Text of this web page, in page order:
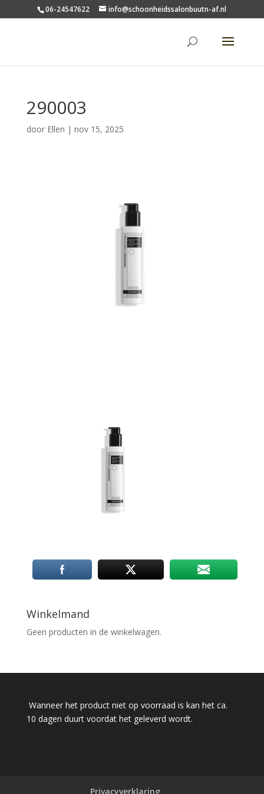
06-24547622 info@schoonheidssalonbuutn-af.nl
290003
door Ellen | nov 15, 2025
Winkelmand
Geen producten in de winkelwagen.
Wanneer het product niet op voorraad is kan het ca.
10 dagen duurt voordat het geleverd wordt.
Privacyverklaring